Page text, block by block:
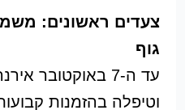
צעדים ראשונים:
גוף
עד ה-7
וטיפלה בהזמנות